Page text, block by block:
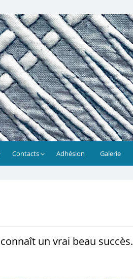
Contacts Adhésion Galerie
un vrai beau succès.